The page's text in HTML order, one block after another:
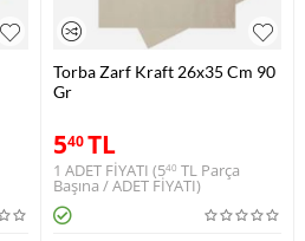
Torba Zarf Kraft 26x35 Cm 90
Gr
540TL
1 ADET FİYATI (540 TL Parça
Başına / ADET FİYATI)